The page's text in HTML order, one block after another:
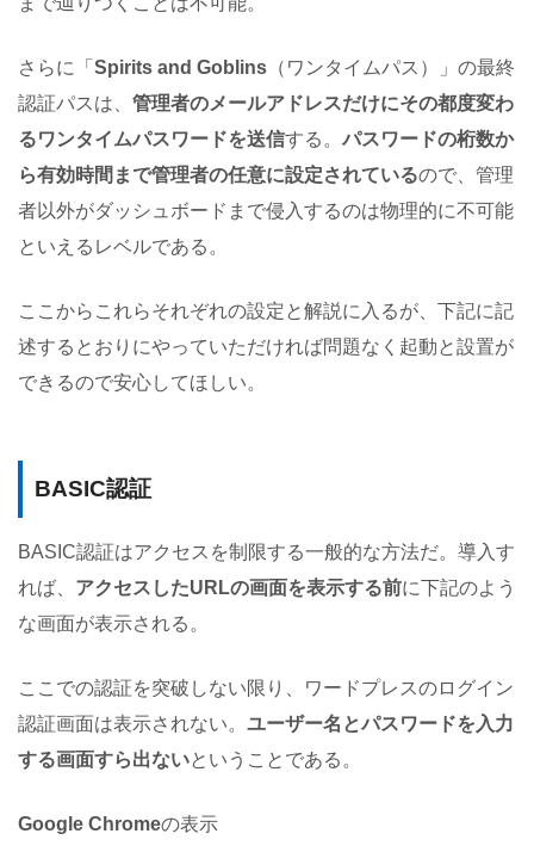
さらに「 Spirits and Goblins （ワンタイムパス）」の最終
認証パスは、 管理者のメールアドレスだけにその都度変わ
るワンタイムパスワードを送信する。 パスワードの桁数か
ら有効時間まで管理者の任意に設定されているので、管理
者以外がダッシュボードまで侵入するのは物理的に不可能
といえるレベルである。
ここからこれらそれぞれの設定と解説に入るが、下記に記
述するとおりにやっていただければ問題なく起動と設置が
できるので安心してほしい。
BASIC認証
BASIC認証はアクセスを制限する一般的な方法だ。導入す
れば、 アクセスしたURLの画面を表示する前に下記のよう
な画面が表示される。
ここでの認証を突破しない限り、ワードプレスのログイン
認証画面は表示されない。 ユーザー名とパスワードを入力
する画面すら出ないということである。
Google Chromeの表示